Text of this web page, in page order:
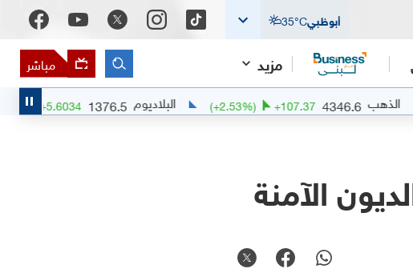
أبوظبي 35°C
مزيد مباشر
+107.37
(+2.53%) البلاديوم 1376.5
+5.6034
(+0.41%)